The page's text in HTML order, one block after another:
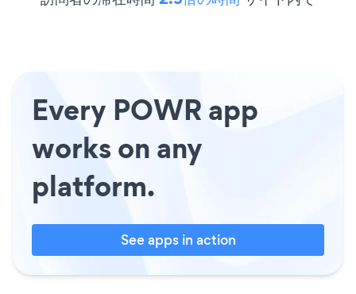
Every POWR app
works on any
platform.
See apps in action